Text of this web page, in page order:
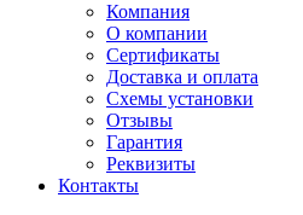
Компания
О компании
Сертификаты
Доставка и оплата
Схемы установки
Отзывы
Гарантия
Реквизиты
Контакты